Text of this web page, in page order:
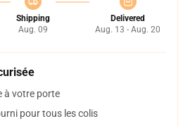
Shipping
Aug. 09
Delivered
Aug. 13 - Aug. 20
à votre porte
pour tous les colis